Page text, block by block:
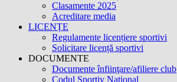
Clasamente 2025
Acreditare media
LICENȚE
Regulamente licențiere sportivi
Solicitare licență sportivi
DOCUMENTE
Documente înfiinţare/afiliere club
Codul Sportiv Naţional